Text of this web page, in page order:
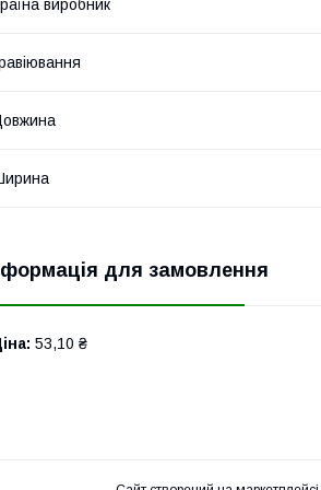
виробник
для замовлення
53,10 ₴